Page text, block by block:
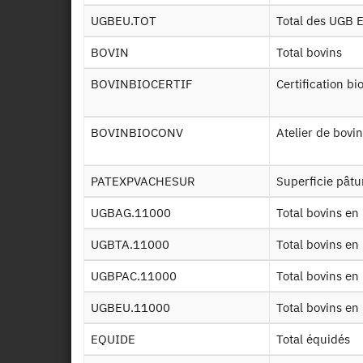
v2
v1
UGBEU.TOT Total des UGB
BOVIN Total bovins
BOVINBIOCERTIF Certification
BOVINBIOCONV Atelier de
PATEXPVACHESUR Superficie
UGBAG.11000 Total bovins en
UGBTA.11000 Total bovins en
UGBPAC.11000 Total bovins en
UGBEU.11000 Total bovins en
EQUIDE Total équidés